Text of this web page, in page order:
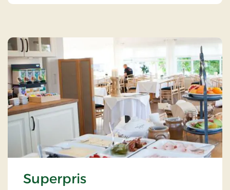
Superpris